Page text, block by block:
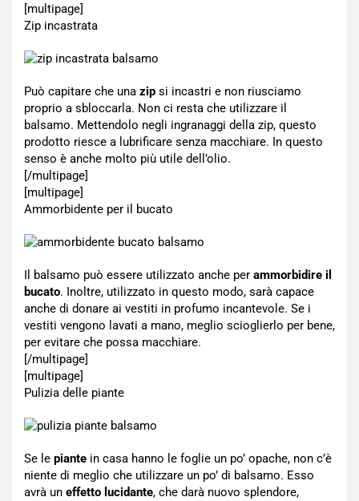
[multipage]
Zip incastrata
Può capitare che una zip si incastri e non riusciamo
proprio a sbloccarla. Non ci resta che utilizzare il
balsamo. Mettendolo negli ingranaggi della zip, questo
prodotto riesce a lubrificare senza macchiare. In questo
senso è anche molto più utile dell’olio.
[/multipage]
[multipage]
Ammorbidente per il bucato
Il balsamo può essere utilizzato anche per ammorbidire il
bucato. Inoltre, utilizzato in questo modo, sarà capace
anche di donare ai vestiti in profumo incantevole. Se i
vestiti vengono lavati a mano, meglio scioglierlo per bene,
per evitare che possa macchiare.
[/multipage]
[multipage]
Pulizia delle piante
Se le piante in casa hanno le foglie un po’ opache, non c’è
niente di meglio che utilizzare un po’ di balsamo. Esso
avrà un effetto lucidante, che darà nuovo splendore,